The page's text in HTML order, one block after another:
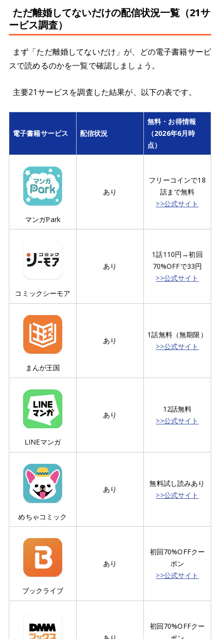
ただ離婚してないだけの配信状況一覧（21サ
ービス調査）
まず「ただ離婚してないだけ」が、どの電子書籍サービ
スで読めるのかを一覧で確認しましょう。
主要21サービスを調査した結果が、以下の表です。
電子書籍サービス 配信状況
無料・お得情報
（2026年6月時
点）
マンガPark
あり
フリーコインで18
話まで無料
>>公式サイト
コミックシーモア
あり
1話110円→初回
70%OFFで33円
>>公式サイト
まんが王国
あり
1話無料（無期限）
>>公式サイト
LINEマンガ
あり
12話無料
>>公式サイト
めちゃコミック
あり
無料試し読みあり
>>公式サイト
ブックライブ
あり
初回70%OFFクー
ポン
>>公式サイト
初回70%OFFクー